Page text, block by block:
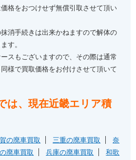
格をおつけせず無償引取させて頂い
消手続きは出来かねますので解体の
す。
スもございますので、その際は通常
様で買取価格をお付けさせて頂いて
は、現在近畿エリア積
の廃車買取 三重の廃車買取
奈
廃車買取 兵庫の廃車買取
和歌